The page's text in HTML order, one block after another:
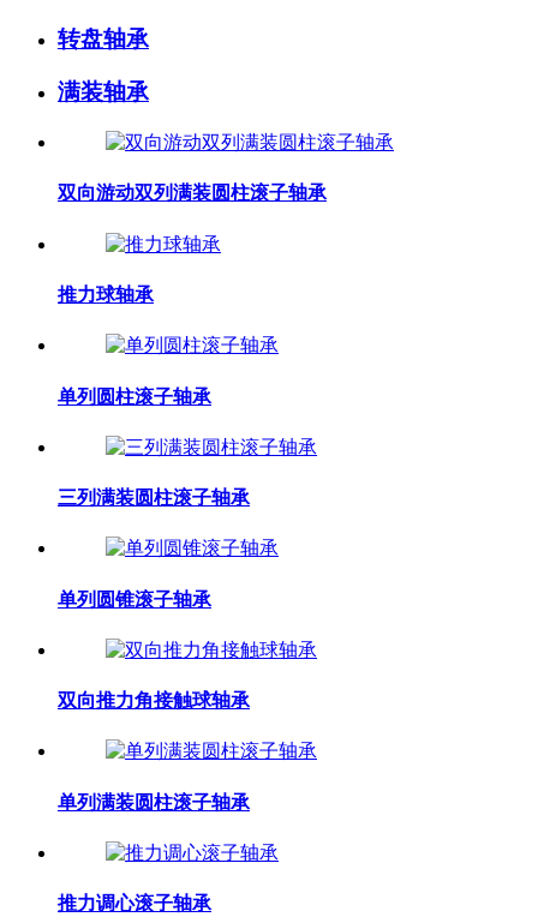
转盘轴承
满装轴承
双向游动双列满装圆柱滚子轴承
推力球轴承
单列圆柱滚子轴承
三列满装圆柱滚子轴承
单列圆锥滚子轴承
双向推力角接触球轴承
单列满装圆柱滚子轴承
推力调心滚子轴承